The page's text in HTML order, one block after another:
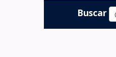
Buscar